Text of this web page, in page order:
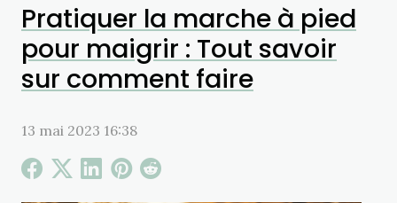
Pratiquer la marche à pied
pour maigrir : Tout savoir
sur comment faire
13 mai 2023 16:38